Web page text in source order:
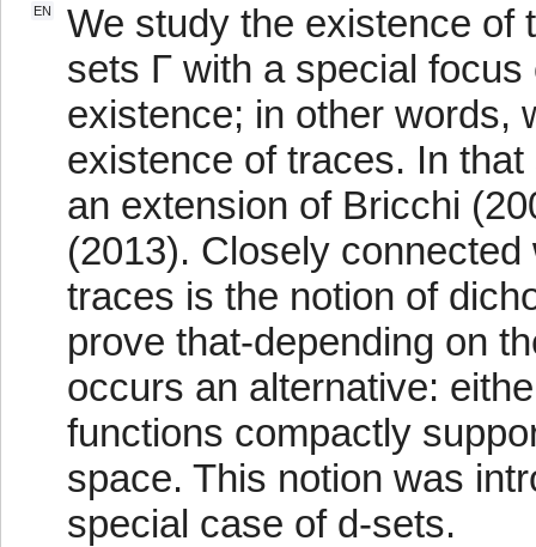
EN
We study the existence of
sets Γ with a special
existence; in other words,
existence of traces. In
an extension of Bricchi
(2013). Closely
traces is the notion of
prove that-depending on
occurs an alternative:
functions compactly
space. This notion was
special case of d-sets.